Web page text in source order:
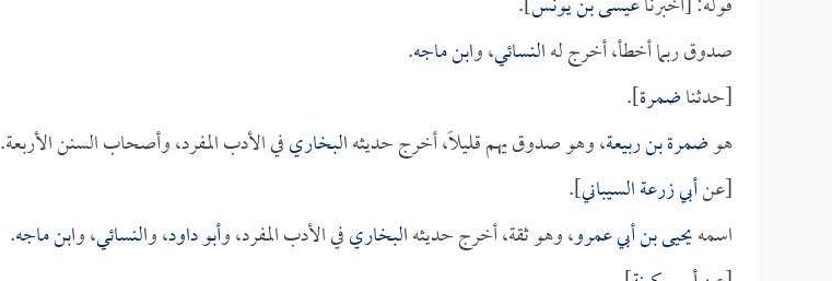
صدوق ربما أخطأ، أخرج لهالنسائي، وابن ماجه.
[حدثناضمرة].
هوضمرة بن ربيعة، وهو صدوق يهم قليلاً، أخرج حديثهالبخاريفي الأدب المفرد، وأصحاب السنن الأربعة.
[عنأبي زرعة السيباني].
اسمهيحيى بن أبي عمرو، وهو ثقة، أخرج حديثهالبخاريفي الأدب المفرد، وأبو داود، والنسائي، وابن ماجه.